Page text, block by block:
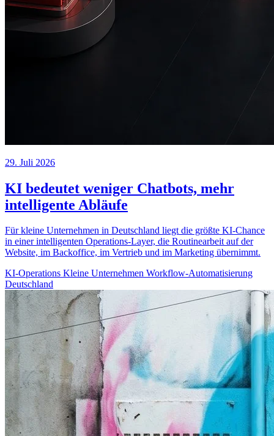
29. Juli 2026
KI bedeutet weniger Chatbots, mehr
intelligente Abläufe
Für kleine Unternehmen in Deutschland liegt die größte KI-Chance
in einer intelligenten Operations-Layer, die Routinearbeit auf der
Website, im Backoffice, im Vertrieb und im Marketing übernimmt.
KI-Operations Kleine Unternehmen Workflow-Automatisierung
Deutschland